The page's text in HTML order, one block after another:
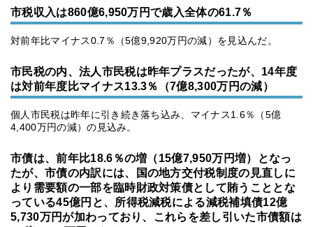
市税収入は860億6,950万円で歳入全体の61.7％
対前年比マイナス0.7％（5億9,920万円の減）を見込んだ。
市民税の内、法人市民税は昨年プラスだったが、14年度
は対前年度比マイナス13.3％（7億8,300万円の減）
個人市民税は昨年に引き続き落ち込み、マイナス1.6％（5億
4,400万円の減）の見込み。
市債は、前年比18.6％の増（15億7,950万円増）となっ
たが、市債の内訳には、国の地方交付税制度の見直しに
より需要額の一部を臨時財政対策債として賄うこととな
っている45億円と、所得税減税による減税補填債12億
5,730万円が加わっており、これらを差し引いた市債額は